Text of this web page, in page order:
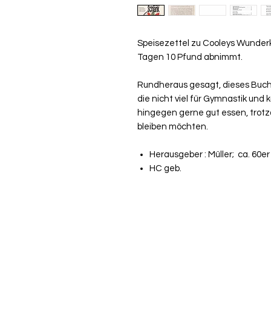
Speisezettel zu Cooleys
Tagen 10 Pfund abnimmt.
Rundheraus gesagt, dieses
die nicht viel für Gymnastik und
hingegen gerne gut essen,
bleiben möchten.
Herausgeber : Müller; ca.
HC geb.